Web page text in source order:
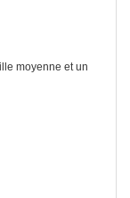
moyenne et un